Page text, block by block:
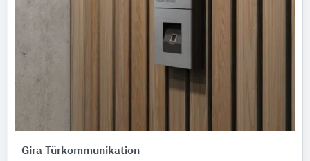
Gira Türkommunikation